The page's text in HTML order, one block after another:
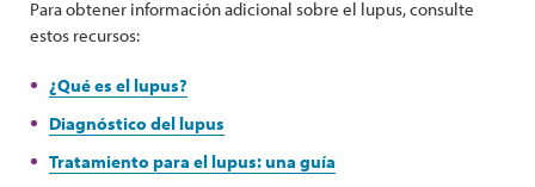
Para obtener información adicional sobre el lupus, consulte
estos recursos:
¿Qué es el lupus?
Diagnóstico del lupus
Tratamiento para el lupus: una guía